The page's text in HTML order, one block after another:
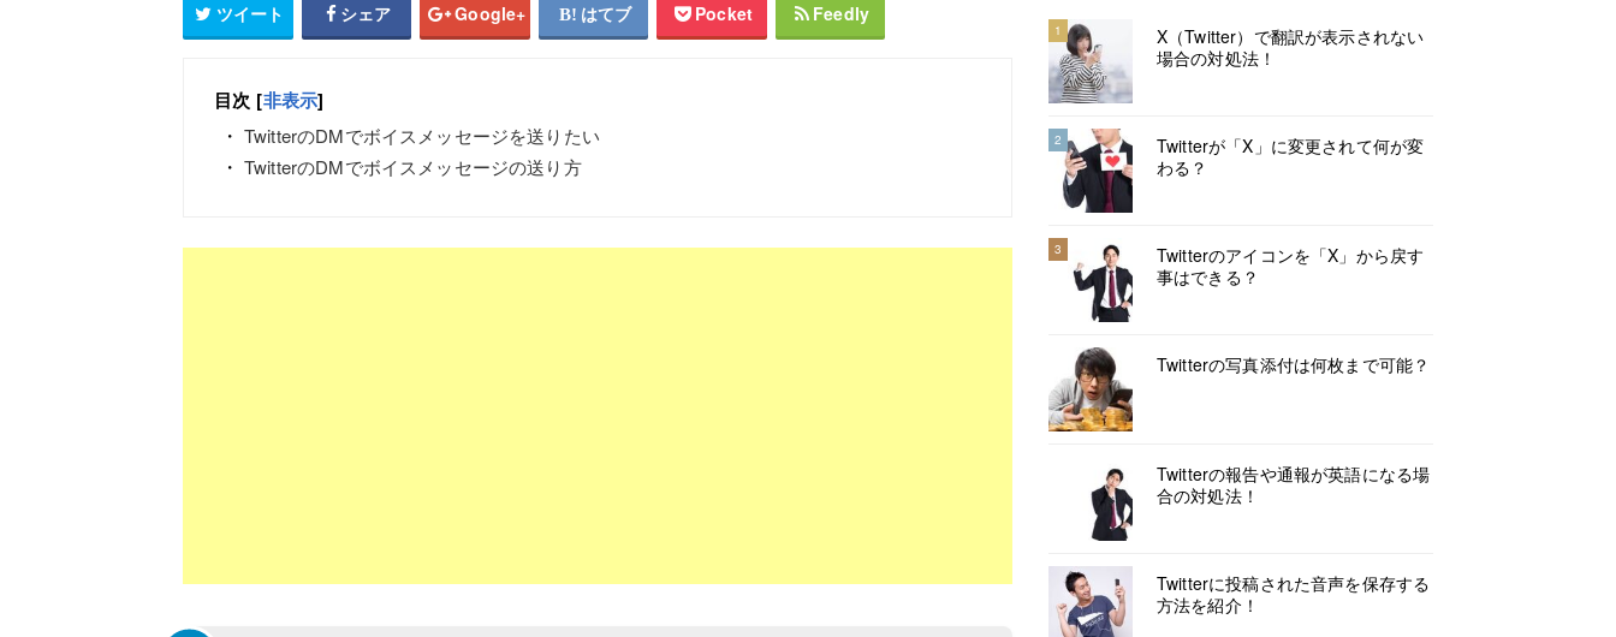
ツイート シェア Google+ はてブ Pocket Feedly
目次 [非表示]
TwitterのDMでボイスメッセージを送りたい
TwitterのDMでボイスメッセージの送り方
1
X（Twitter）で翻訳が表示されない
場合の対処法！
2
Twitterが「X」に変更されて何が変
わる？
3
Twitterのアイコンを「X」から戻す
事はできる？
Twitterの写真添付は何枚まで可能？
Twitterの報告や通報が英語になる場
合の対処法！
Twitterに投稿された音声を保存する
方法を紹介！